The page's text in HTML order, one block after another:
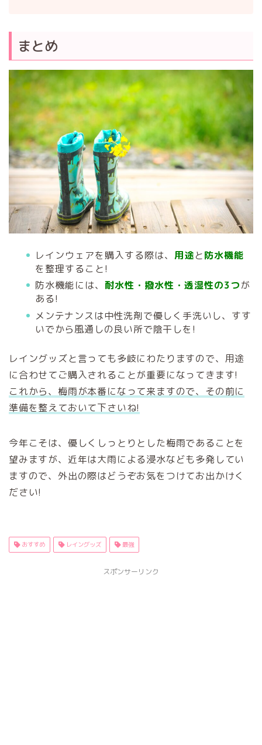
まとめ
レインウェアを購入する際は、 用途と防水機能
を整理すること!
防水機能には、 耐水性・撥水性・透湿性の3つが
ある!
メンテナンスは中性洗剤で優しく手洗いし、すす
いでから風通しの良い所で陰干しを!
レイングッズと言っても多岐にわたりますので、用途
に合わせてご購入されることが重要になってきます!
これから、梅雨が本番になって来ますので、その前に
準備を整えておいて下さいね!
今年こそは、優しくしっとりとした梅雨であることを
望みますが、近年は大雨による浸水なども多発してい
ますので、外出の際はどうぞお気をつけてお出かけく
ださい!
おすすめ レイングッズ 最強
スポンサーリンク